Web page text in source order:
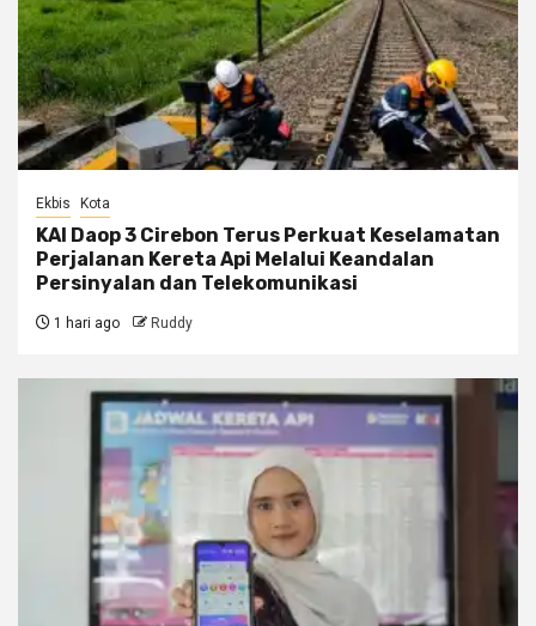
Ekbis Kota
KAI Daop 3 Cirebon Terus Perkuat Keselamatan
Perjalanan Kereta Api Melalui Keandalan
Persinyalan dan Telekomunikasi
1 hari ago Ruddy